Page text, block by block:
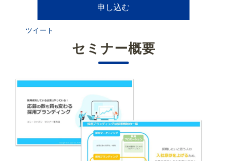
申し込む
ツイート
セミナー概要